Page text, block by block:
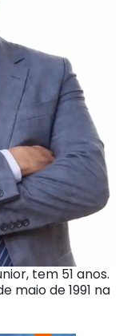
tem 51 anos.
maio de 1991 na